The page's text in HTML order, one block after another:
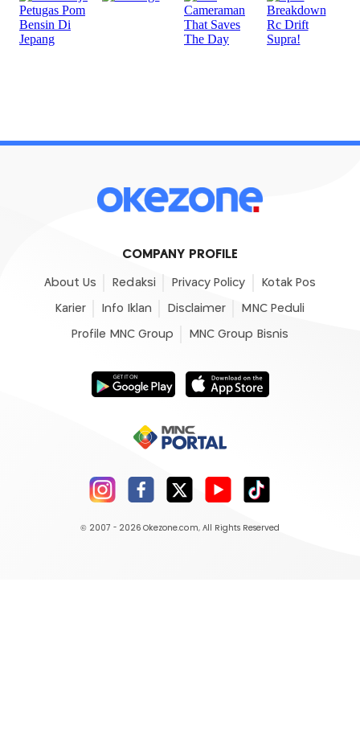
COMPANY PROFILE
About Us Redaksi Privacy Policy Kotak Pos
Karier Info Iklan Disclaimer MNC Peduli
Profile MNC Group MNC Group Bisnis
© 2007 - 2026 Okezone.com, All Rights Reserved